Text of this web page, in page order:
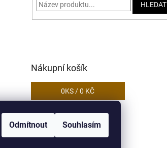
Odmítnout Souhlasím
HLEDAT
Nákupní košík
0KS /0 KČ
Podmínky ochrany osobních údajů